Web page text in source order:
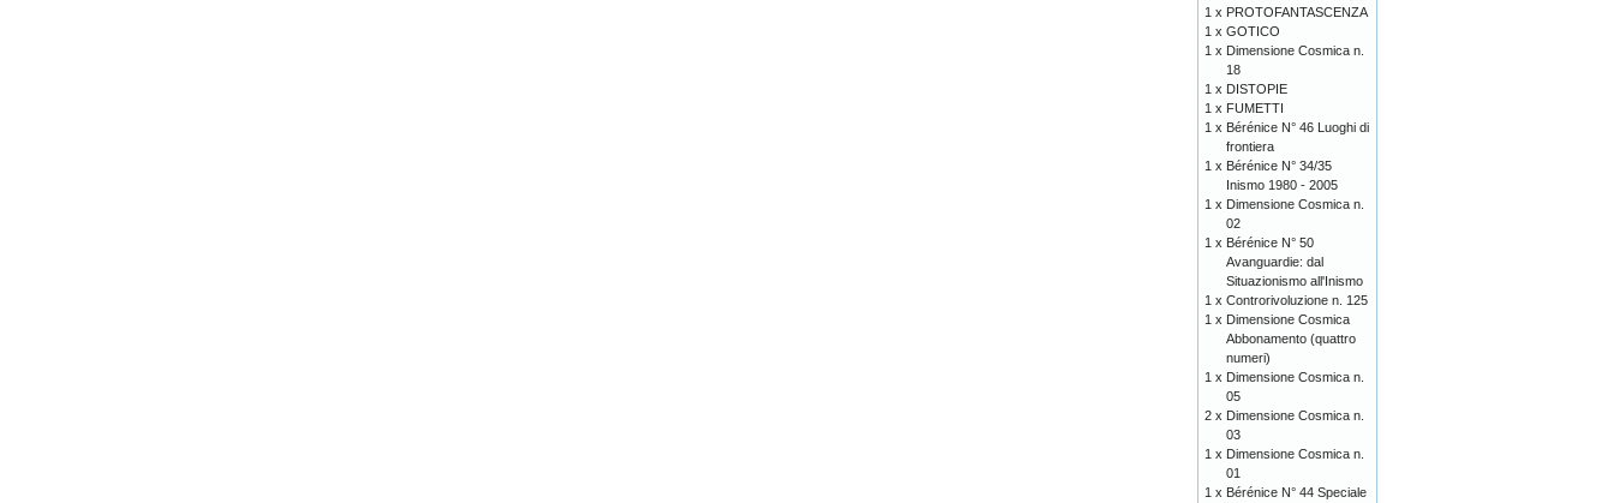
1 x PROTOFANTASCENZA
1 x GOTICO
1 x Dimensione Cosmica n.
18
1 x DISTOPIE
1 x FUMETTI
1 x Bérénice N° 46 Luoghi di
frontiera
1 x Bérénice N° 34/35
Inismo 1980 - 2005
1 x Dimensione Cosmica n.
02
1 x Bérénice N° 50
Avanguardie: dal
Situazionismo all'Inismo
1 x Controrivoluzione n. 125
1 x Dimensione Cosmica
Abbonamento (quattro
numeri)
1 x Dimensione Cosmica n.
05
2 x Dimensione Cosmica n.
03
1 x Dimensione Cosmica n.
01
1 x Bérénice N° 44 Speciale